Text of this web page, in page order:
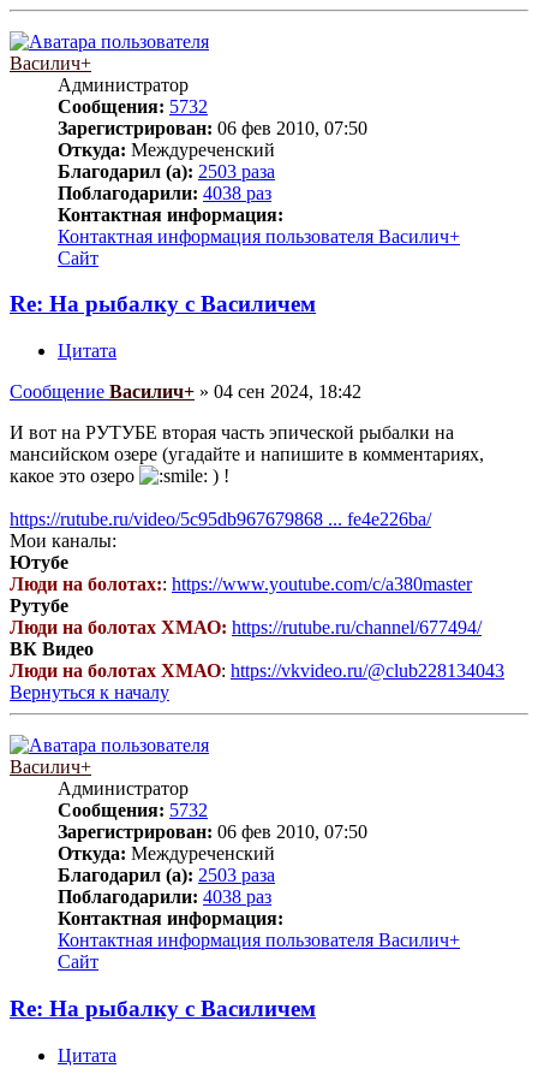
Василич+
Администратор
Сообщения: 5732
Зарегистрирован: 06 фев 2010, 07:50
Откуда: Междуреченский
Благодарил (а): 2503 раза
Поблагодарили: 4038 раз
Контактная информация:
Контактная информация пользователя Василич+
Сайт
Re: На рыбалку с Василичем
Цитата
Сообщение Василич+ » 04 сен 2024, 18:42
И вот на РУТУБЕ вторая часть эпической рыбалки на
мансийском озере (угадайте и напишите в комментариях,
какое это озеро
) !
https://rutube.ru/video/5c95db967679868 ... fe4e226ba/
Мои каналы:
Ютубе
Люди на болотах:: https://www.youtube.com/c/a380master
Рутубе
Люди на болотах ХМАО: https://rutube.ru/channel/677494/
ВК Видео
Люди на болотах ХМАО: https://vkvideo.ru/@club228134043
Вернуться к началу
Василич+
Администратор
Сообщения: 5732
Зарегистрирован: 06 фев 2010, 07:50
Откуда: Междуреченский
Благодарил (а): 2503 раза
Поблагодарили: 4038 раз
Контактная информация:
Контактная информация пользователя Василич+
Сайт
Re: На рыбалку с Василичем
Цитата